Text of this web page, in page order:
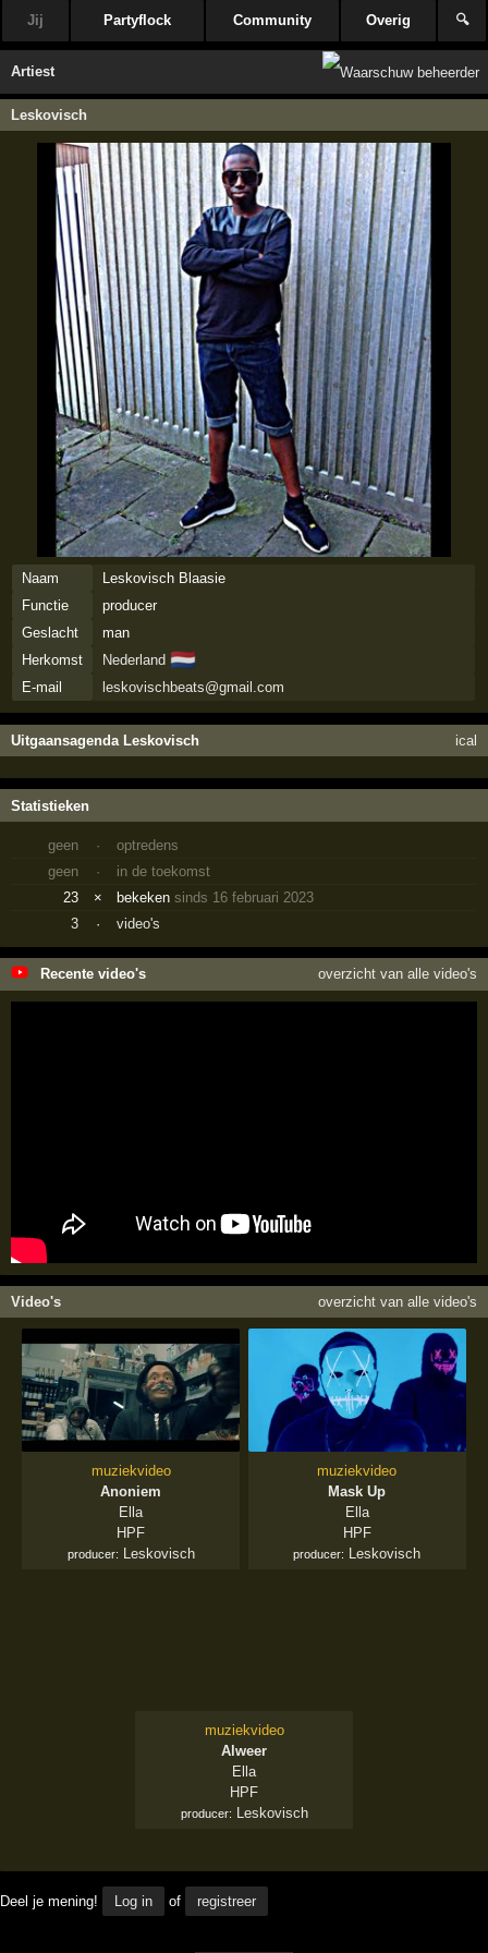
Jij Partyflock Community Overig 🔍
Artiest
Leskovisch
Naam
Leskovisch Blaasie
Functie
producer
Geslacht
man
Herkomst
Nederland 🇳🇱
E-mail leskovischbeats@gmail.com
Uitgaansagenda Leskovisch ical
Statistieken
geen ·
optredens
geen
·
in de toekomst
23
× bekekensinds 16 februari 2023
3
· video's
Recente video's overzicht van alle video's
Video's overzicht van alle video's
muziekvideo
Anoniem
Ella
HPF
producer: Leskovisch
muziekvideo
Mask Up
Ella
HPF
producer: Leskovisch
muziekvideo
Alweer
Ella
HPF
producer: Leskovisch
Deel je mening! Log in of registreer